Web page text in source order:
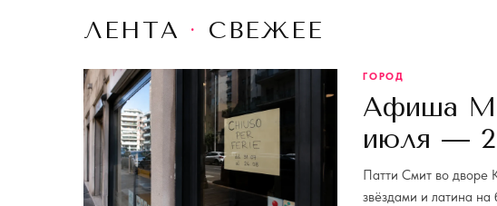
ЛЕНТА · СВЕЖЕЕ
ГОРОД
Афиша
июля — 2
Патти Смит во дворе
звёздами и латина